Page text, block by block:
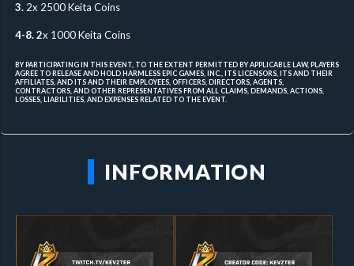
3.2x 2500 Keita Coins
4-8. 2x 1000 Keita Coins
BY PARTICIPATING IN THIS EVENT, TO THE EXTENT PERMITTED BY APPLICABLE LAW, PLAYERS
AGREE TO RELEASE AND HOLD HARMLESS EPIC GAMES, INC., ITS LICENSORS, ITS AND THEIR
AFFILIATES, AND ITS AND THEIR EMPLOYEES, OFFICERS, DIRECTORS, AGENTS,
CONTRACTORS, AND OTHER REPRESENTATIVES FROM ALL CLAIMS, DEMANDS, ACTIONS,
LOSSES, LIABILITIES, AND EXPENSES RELATED TO THE EVENT.
INFORMATION